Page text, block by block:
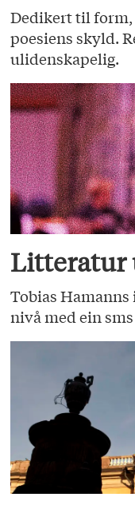
Dedikert til form,
poesiens skyld.
ulidenskapelig.
Litteratur
Tobias
nivå med ein